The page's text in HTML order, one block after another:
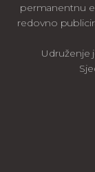
permanentnu
redovno
Udruženje